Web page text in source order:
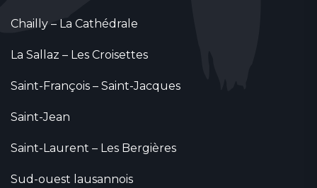
Chailly – La Cathédrale
La Sallaz – Les Croisettes
Saint-François – Saint-Jacques
Saint-Jean
Saint-Laurent – Les Bergières
Sud-ouest lausannois